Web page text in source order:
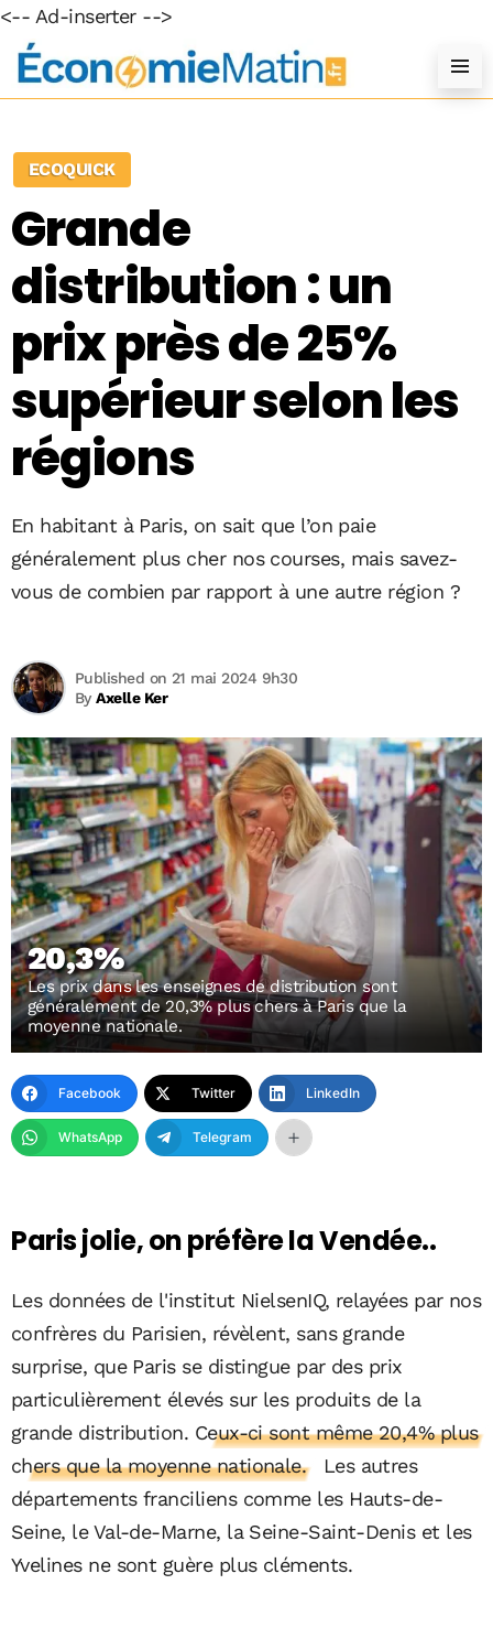
<-- Ad-inserter -->
ECOQUICK
Grande
distribution : un
prix près de 25%
supérieur selon les
régions
En habitant à Paris, on sait que l’on paie
généralement plus cher nos courses, mais savez-
vous de combien par rapport à une autre région ?
ByAxelle Ker
Published on 21 mai 2024 9h30
20,3%
Les prix dans les enseignes de distribution sont
généralement de 20,3% plus chers à Paris que la
moyenne nationale.
Facebook Twitter LinkedIn
WhatsApp Telegram
Paris jolie, on préfère la Vendée..
Les données de l'institut NielsenIQ, relayées par nos
confrères du Parisien, révèlent, sans grande
surprise, que Paris se distingue par des prix
particulièrement élevés sur les produits de la
grande distribution. Ceux-ci sont même 20,4% plus
chers que la moyenne nationale.
Les autres
départements franciliens comme les Hauts-de-
Seine, le Val-de-Marne, la Seine-Saint-Denis et les
Yvelines ne sont guère plus cléments.